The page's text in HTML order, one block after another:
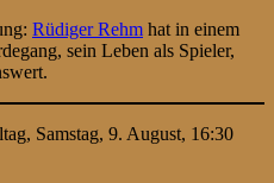
Rüdiger Rehm hat in einem
sein Leben als Spieler,
Samstag, 9. August, 16:30